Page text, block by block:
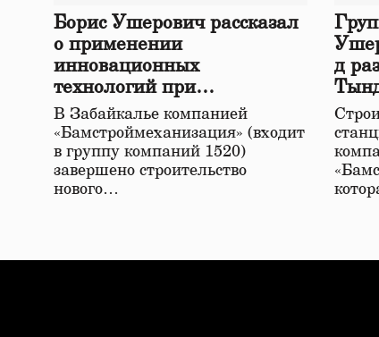
Борис Ушерович рассказал
о применении
инновационных
технологий при
строительстве нового моста
в Забайкалье
В Забайкалье компанией
«Бамстроймеханизация» (входит
в группу компаний 1520)
завершено строительство
нового…
д